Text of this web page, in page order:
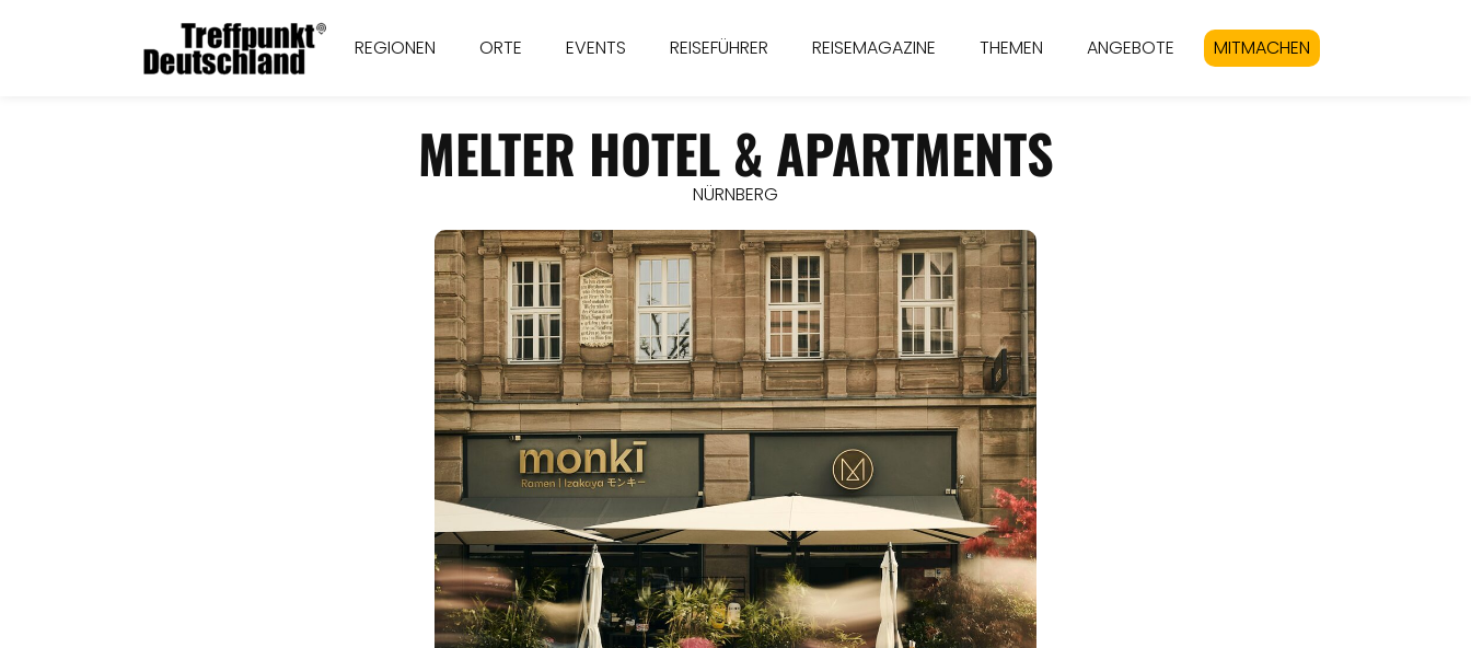
REGIONEN ORTE EVENTS REISEFÜHRER REISEMAGAZINE THEMEN ANGEBOTE MITMACHEN
MELTER HOTEL & APARTMENTS
NÜRNBERG